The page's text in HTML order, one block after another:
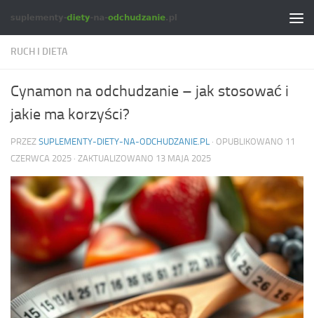
Skip to content
RUCH I DIETA
Cynamon na odchudzanie – jak stosować i
jakie ma korzyści?
PRZEZ SUPLEMENTY-DIETY-NA-ODCHUDZANIE.PL · OPUBLIKOWANO 11
CZERWCA 2025 · ZAKTUALIZOWANO 13 MAJA 2025